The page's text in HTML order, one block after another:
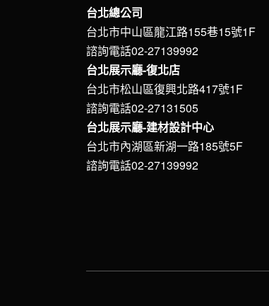
台北總公司
台北市中山區龍江路155巷15號1F
諮詢電話02-27139992
台北展示廳-復北店
台北市松山區復興北路417號1F
諮詢電話02-27131505
台北展示廳-建材設計中心
台北市內湖區新湖一路185號5F
諮詢電話02-27139992